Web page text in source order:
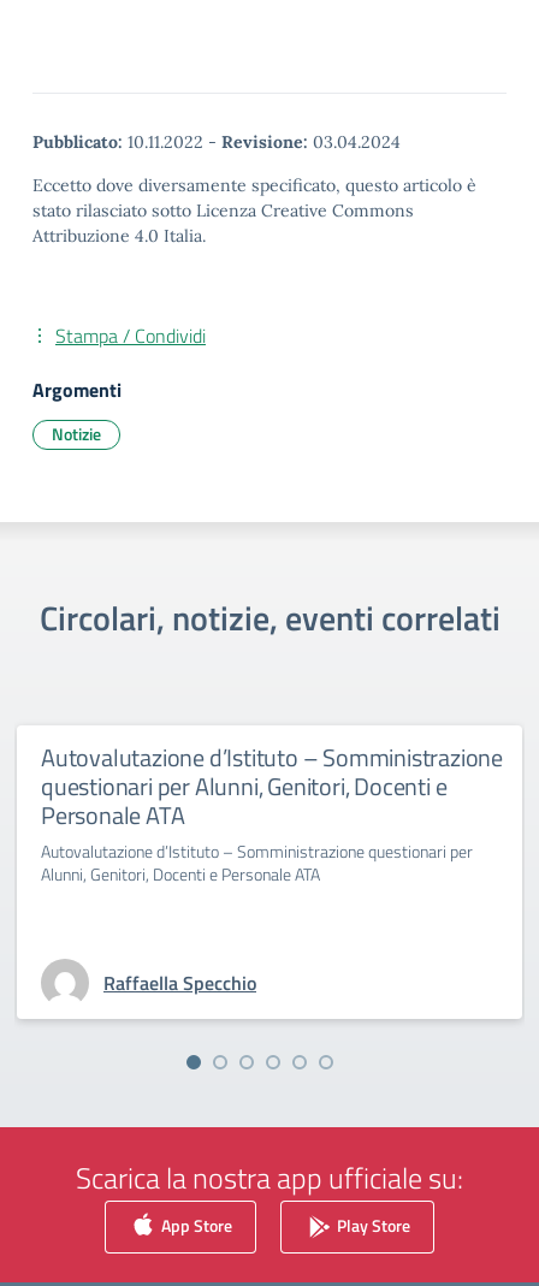
Pubblicato: 10.11.2022 - Revisione: 03.04.2024
Eccetto dove diversamente specificato, questo articolo è
stato rilasciato sotto Licenza Creative Commons
Attribuzione 4.0 Italia.
Stampa / Condividi
Argomenti
Notizie
Circolari, notizie, eventi correlati
Autovalutazione d’Istituto – Somministrazione
questionari per Alunni, Genitori, Docenti e
Personale ATA
Autovalutazione d’Istituto – Somministrazione questionari per
Alunni, Genitori, Docenti e Personale ATA
Raffaella Specchio
Scarica la nostra app ufficiale su:
App Store Play Store